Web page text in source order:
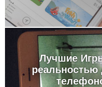
Лучшие
реальностью